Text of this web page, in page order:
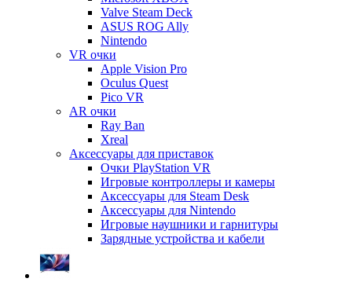
Valve Steam Deck
ASUS ROG Ally
Nintendo
VR очки
Apple Vision Pro
Oculus Quest
Pico VR
AR очки
Ray Ban
Xreal
Аксессуары для приставок
Очки PlayStation VR
Игровые контроллеры и камеры
Аксессуары для Steam Desk
Аксессуары для Nintendo
Игровые наушники и гарнитуры
Зарядные устройства и кабели